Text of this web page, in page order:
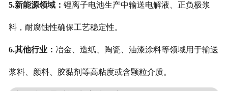
5.新能源领域： 锂离子电池生产中输送电解液、正负极浆
料，耐腐蚀性确保工艺稳定性。
6.其他行业： 冶金、造纸、陶瓷、油漆涂料等领域用于输送
浆料、颜料、胶黏剂等高粘度或含颗粒介质。